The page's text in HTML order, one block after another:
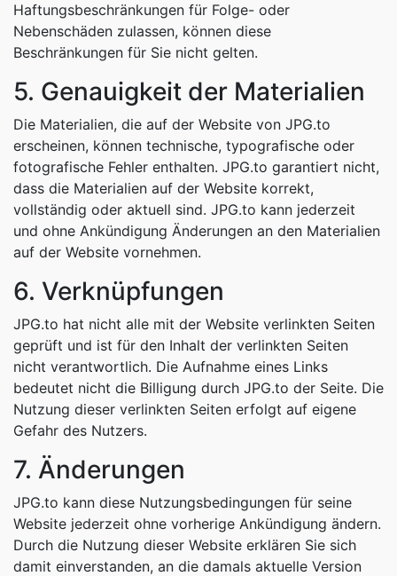
Haftungsbeschränkungen für Folge- oder
Nebenschäden zulassen, können diese
Beschränkungen für Sie nicht gelten.
5. Genauigkeit der Materialien
Die Materialien, die auf der Website von JPG.to
erscheinen, können technische, typografische oder
fotografische Fehler enthalten. JPG.to garantiert nicht,
dass die Materialien auf der Website korrekt,
vollständig oder aktuell sind. JPG.to kann jederzeit
und ohne Ankündigung Änderungen an den Materialien
auf der Website vornehmen.
6. Verknüpfungen
JPG.to hat nicht alle mit der Website verlinkten Seiten
geprüft und ist für den Inhalt der verlinkten Seiten
nicht verantwortlich. Die Aufnahme eines Links
bedeutet nicht die Billigung durch JPG.to der Seite. Die
Nutzung dieser verlinkten Seiten erfolgt auf eigene
Gefahr des Nutzers.
7. Änderungen
JPG.to kann diese Nutzungsbedingungen für seine
Website jederzeit ohne vorherige Ankündigung ändern.
Durch die Nutzung dieser Website erklären Sie sich
damit einverstanden, an die damals aktuelle Version